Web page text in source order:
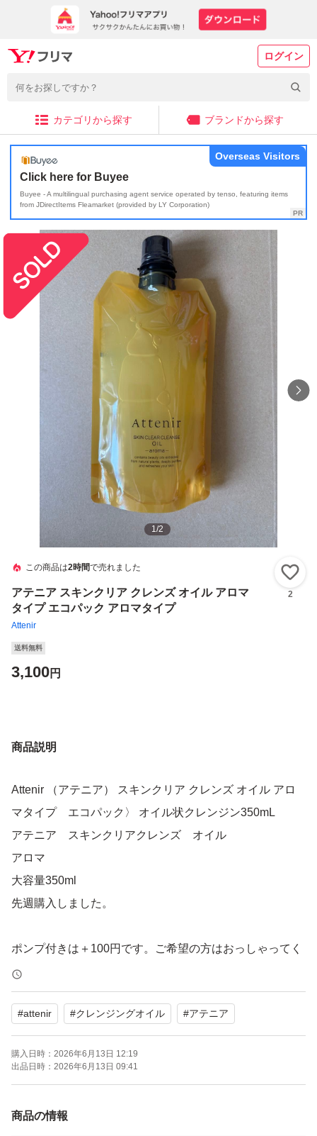
ログイン
カテゴリから探す ブランドから探す
Click here for Buyee
Buyee - A multilingual purchasing agent service operated by tenso, featuring items
from JDirectItems Fleamarket (provided by LY Corporation)
Overseas Visitors
1/2
この商品は2時間で売れました
アテニア スキンクリア クレンズ オイル アロマ
タイプ エコパック アロマタイプ
Attenir
2
送料無料
3,100円
商品説明
Attenir （アテニア） スキンクリア クレンズ オイル アロ
マタイプ エコパック〉 オイル状クレンジン350mL
アテニア スキンクリアクレンズ オイル
アロマ
大容量350ml
先週購入しました。
ポンプ付きは＋100円です。ご希望の方はおっしゃってく
ださい。
#attenir #クレンジングオイル #アテニア
購入日時： 2026年6月13日 12:19
出品日時： 2026年6月13日 09:41
商品の情報